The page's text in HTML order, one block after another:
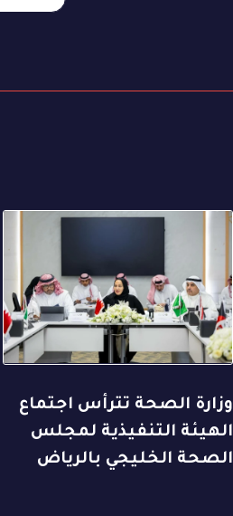
وزارة الصحة تترأس اجتماع
الهيئة التنفيذية لمجلس
الصحة الخليجي بالرياض